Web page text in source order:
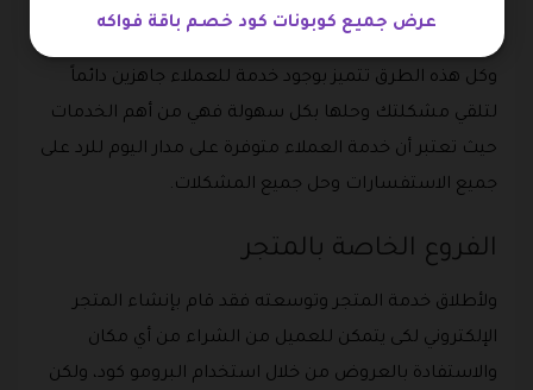
الخاص بهم وهو Fruitart.ksa@gmail.com
.
وكل هذه الطرق تتميز بوجود خدمة للعملاء جاهزين دائماً
لتلقي مشكلتك وحلها بكل سهولة فهي من أهم الخدمات
حيث تعتبر أن خدمة العملاء متوفرة على مدار اليوم للرد على
جميع الاستفسارات وحل جميع المشكلات.
الفروع الخاصة بالمتجر
ولأطلاق خدمة المتجر وتوسعته فقد قام بإنشاء المتجر
الإلكتروني لكى يتمكن للعميل من الشراء من أي مكان
والاستفادة بالعروض من خلال استخدام البرومو كود، ولكن
عرض جميع كوبونات كود خصم باقة فواكه